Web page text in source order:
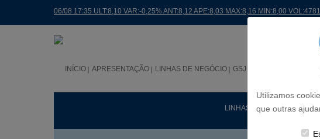
Utilizamos
que outras
06/08 17:35 ULT:8,10 VAR:-0,25% ANT:8,12 APE:8,03 MAX:8,16 MIN:8,00
INÍCIO APRESENTAÇÃO LINHAS DE NEGÓCIO GSJ NO MUNDO
LINHAS DE NEGÓCIO